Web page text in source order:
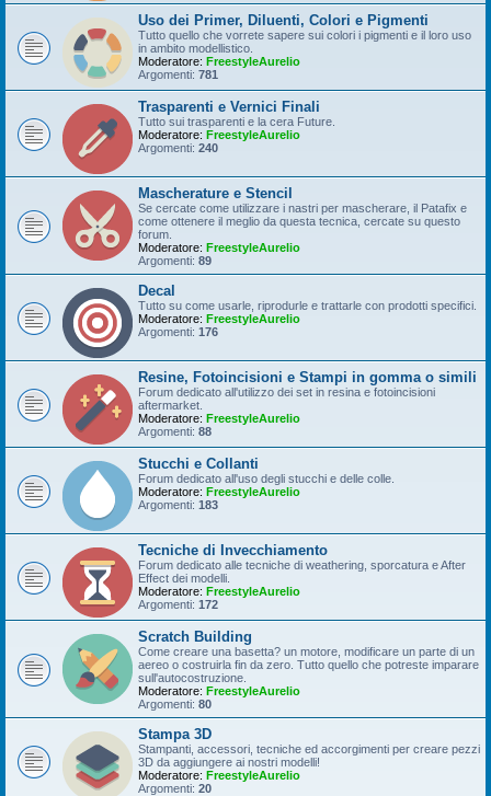
Uso dei Primer, Diluenti, Colori e Pigmenti
Tutto quello che vorrete sapere sui colori i pigmenti e il loro uso
in ambito modellistico.
Moderatore: FreestyleAurelio
Argomenti: 781
Trasparenti e Vernici Finali
Tutto sui trasparenti e la cera Future.
Moderatore: FreestyleAurelio
Argomenti: 240
Mascherature e Stencil
Se cercate come utilizzare i nastri per mascherare, il Patafix e
come ottenere il meglio da questa tecnica, cercate su questo
forum.
Moderatore: FreestyleAurelio
Argomenti: 89
Decal
Tutto su come usarle, riprodurle e trattarle con prodotti specifici.
Moderatore: FreestyleAurelio
Argomenti: 176
Resine, Fotoincisioni e Stampi in gomma o simili
Forum dedicato all'utilizzo dei set in resina e fotoincisioni
aftermarket.
Moderatore: FreestyleAurelio
Argomenti: 88
Stucchi e Collanti
Forum dedicato all'uso degli stucchi e delle colle.
Moderatore: FreestyleAurelio
Argomenti: 183
Tecniche di Invecchiamento
Forum dedicato alle tecniche di weathering, sporcatura e After
Effect dei modelli.
Moderatore: FreestyleAurelio
Argomenti: 172
Scratch Building
Come creare una basetta? un motore, modificare un parte di un
aereo o costruirla fin da zero. Tutto quello che potreste imparare
sull'autocostruzione.
Moderatore: FreestyleAurelio
Argomenti: 80
Stampa 3D
Stampanti, accessori, tecniche ed accorgimenti per creare pezzi
3D da aggiungere ai nostri modelli!
Moderatore: FreestyleAurelio
Argomenti: 20